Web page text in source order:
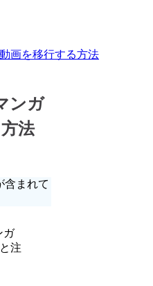
画を移行する方法
ンガ
法
含まれて